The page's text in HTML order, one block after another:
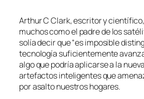
Arthur C Clark, escritor y
muchos como el padre de los
solía decir que “es imposible
tecnología suficientemente
algo que podría aplicarse a la
artefactos inteligentes que
por asalto nuestros hogares.